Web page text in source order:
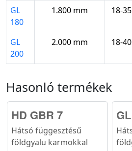
GL
180
1.800 mm 18-
GL
200
2.000 mm 18-
Hasonló termékek
HD GBR 7
Hátsó függesztésű
földgyalu karmokkal